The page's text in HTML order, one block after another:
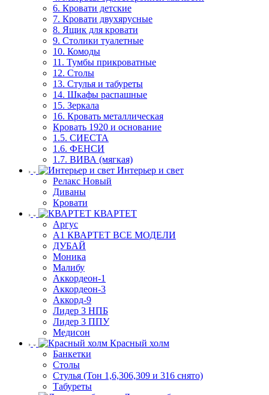
6. Кровати детские
7. Кровати двухярусные
8. Ящик для кровати
9. Столики туалетные
10. Комоды
11. Тумбы прикроватные
12. Столы
13. Стулья и табуреты
14. Шкафы распашные
15. Зеркала
16. Кровать металлическая
Кровать 1920 и основание
1.5. СИЕСТА
1.6. ФЕНСИ
1.7. ВИВА (мягкая)
Интерьер и свет
Релакс Новый
Диваны
Кровати
КВАРТЕТ
Аргус
А1 КВАРТЕТ ВСЕ МОДЕЛИ
ДУБАЙ
Моника
Малибу
Аккордеон-1
Аккордеон-3
Аккорд-9
Лидер 3 НПБ
Лидер 3 ППУ
Медисон
Красный холм
Банкетки
Столы
Стулья (Тон 1,6,306,309 и 316 снято)
Табуреты